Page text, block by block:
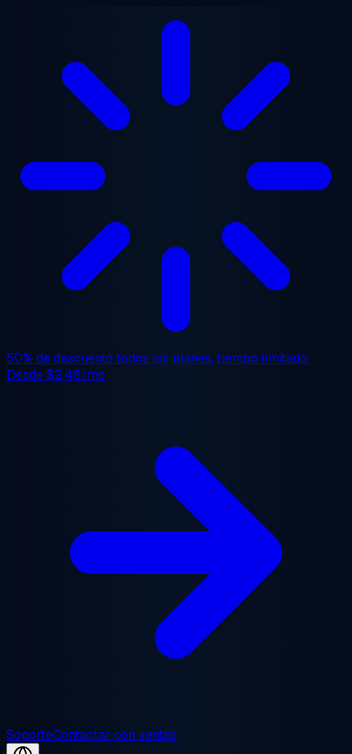
50% de descuento todos los planes, tiempo limitado.
Desde$2.48/mo
SoporteContactar con ventas